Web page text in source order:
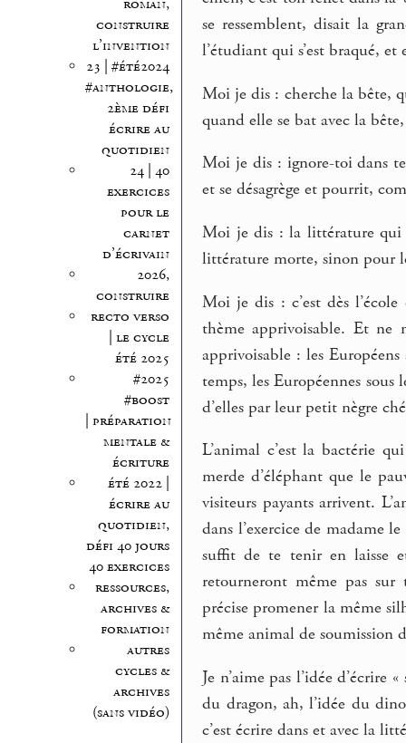
roman,
construire
l’invention
23 | #été2024
#anthologie,
2ème défi
écrire au
quotidien
24 | 40
exercices
pour le
carnet
d’écrivain
2026,
construire
recto verso
| le cycle
été 2025
#2025
#boost
| préparation
mentale &
écriture
été 2022 |
écrire au
quotidien,
défi 40 jours
40 exercices
ressources,
archives &
formation
autres
cycles &
archives
(sans vidéo)
se ressemblent, disait la
l’étudiant qui s’est braqué,
Moi je dis : cherche la bête,
quand elle se bat avec la
Moi je dis : ignore-toi dans
et se désagrège et pourrit,
Moi je dis : la littérature qui
littérature morte, sinon pour
Moi je dis : c’est dès
thème apprivoisable. Et ne
apprivoisable : les
temps, les Européennes
d’elles par leur petit nègre
L’animal c’est la bactérie
merde d’éléphant que le
visiteurs payants arrivent.
dans l’exercice de madame
suffit de te tenir en laisse
retourneront même pas
précise promener la même
même animal de soumission
Je n’aime pas l’idée
du dragon, ah, l’idée du
c’est écrire dans et avec la